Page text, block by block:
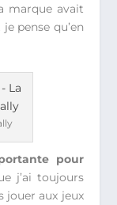
marque avait
pense qu’en
pour
j’ai toujours
jouer aux jeux